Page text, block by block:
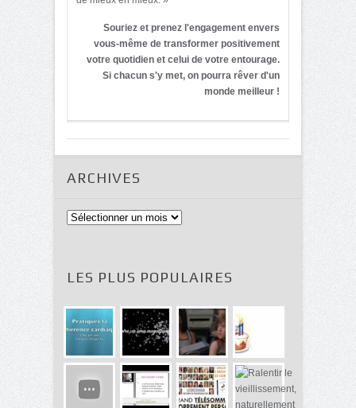
Souriez et prenez l'engagement envers
vous-même de transformer positivement
votre quotidien et celui de votre entourage.
Si chacun s'y met, on pourra rêver d'un
monde meilleur !
ARCHIVES
Archives
LES PLUS POPULAIRES